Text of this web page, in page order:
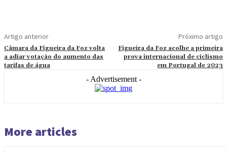
Artigo anterior
Câmara da Figueira da Foz volta
a adiar votação do aumento das
tarifas de água
Próximo artigo
Figueira da Foz acolhe a primeira
prova internacional de ciclismo
em Portugal de 2023
- Advertisement -
More articles